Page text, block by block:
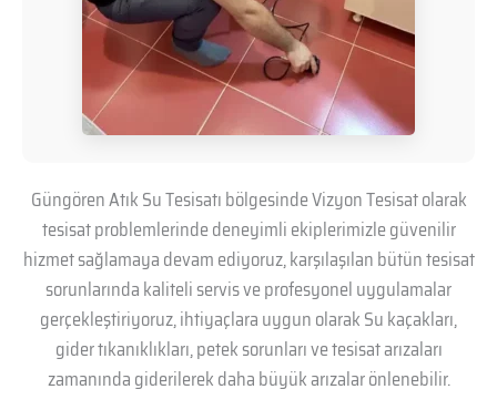
Güngören Atık Su Tesisatı bölgesinde Vizyon Tesisat olarak
tesisat problemlerinde deneyimli ekiplerimizle güvenilir
hizmet sağlamaya devam ediyoruz, karşılaşılan bütün tesisat
sorunlarında kaliteli servis ve profesyonel uygulamalar
gerçekleştiriyoruz, ihtiyaçlara uygun olarak Su kaçakları,
gider tıkanıklıkları, petek sorunları ve tesisat arızaları
zamanında giderilerek daha büyük arızalar önlenebilir.